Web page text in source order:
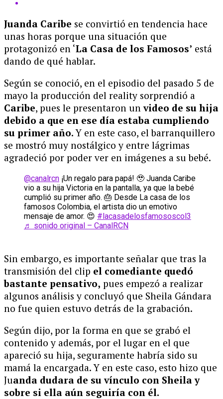
Juanda Caribe se convirtió en tendencia hace
unas horas porque una situación que
protagonizó en ‘La Casa de los Famosos’ está
dando de qué hablar.
Según se conoció, en el episodio del pasado 5 de
mayo la producción del reality sorprendió a
Caribe, pues le presentaron unvideo de su hija
debido a que en ese día estaba cumpliendo
su primer año.Y en este caso, el barranquillero
se mostró muy nostálgico y entre lágrimas
agradeció por poder ver en imágenes a su bebé.
@canalrcn ¡Un regalo para papá! 🥹 Juanda Caribe
vio a su hija Victoria en la pantalla, ya que la bebé
cumplió su primer año. 🎂 Desde La casa de los
famosos Colombia, el artista dio un emotivo
mensaje de amor. 😍 #lacasadelosfamososcol3
♬ sonido original – CanalRCN
Sin embargo, es importante señalar que tras la
transmisión del clip el comediante quedó
bastante pensativo, pues empezó a realizar
algunos análisis y concluyó que Sheila Gándara
no fue quien estuvo detrás de la grabación.
Según dijo, por la forma en que se grabó el
contenido y además, por el lugar en el que
apareció su hija, seguramente habría sido su
mamá la encargada. Y en este caso, esto hizo que
Juanda dudara de su vínculo con Sheila y
sobre si ella aún seguiría con él.